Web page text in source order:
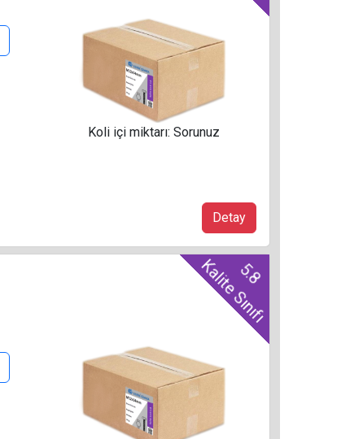
Detay
Koli içi miktarı: Sorunuz
5.8
Kalite Sınıfı